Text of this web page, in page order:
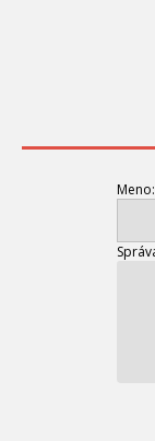
Meno: